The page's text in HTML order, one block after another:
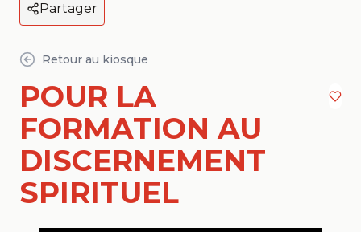
Partager
Retour au kiosque
POUR LA
FORMATION AU
DISCERNEMENT
SPIRITUEL